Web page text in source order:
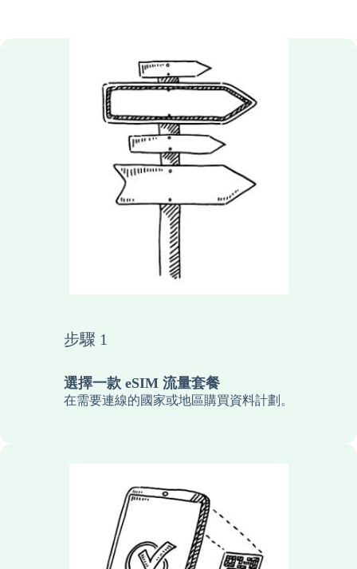
步驟 1
選擇一款 eSIM 流量套餐
在需要連線的國家或地區購買資料計劃。